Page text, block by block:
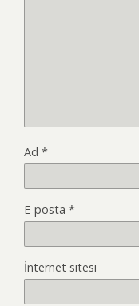
Ad *
E-posta *
İnternet sitesi